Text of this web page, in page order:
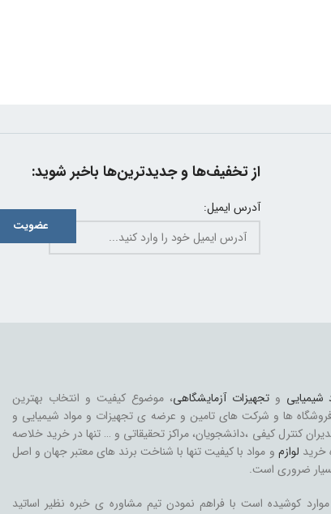
از تخفیف‌ها و جدیدترین‌ها باخبر شوید:
آدرس ایمیل:
شیمیایی وتجهیزات آزمایشگاهی، موضوع کیفیت و انتخاب بهترین
ها و شرکت های تامین و عرضه ی تجهیزات و مواد شیمیایی و
کنترل کیفی ،دانشجویان، مراکز تحقیقاتی و … تنها در خرید خلاصه
خرید لوازم و مواد با کیفیت تنها با شناخت برند های معتبر جهان و اصل
ضروری است.
کوشیده است با فراهم نمودن تیم مشاوره ی خبره نظیر اساتید